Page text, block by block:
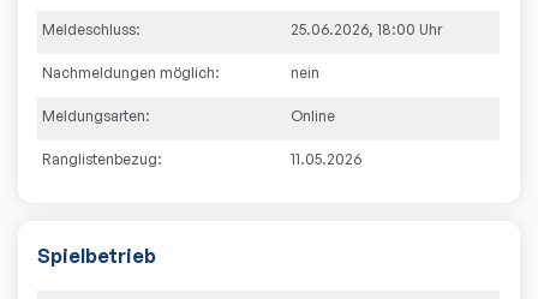
Meldeschluss: 25.06.2026, 18:00 Uhr
Nachmeldungen möglich: nein
Meldungsarten: Online
Ranglistenbezug: 11.05.2026
Spielbetrieb